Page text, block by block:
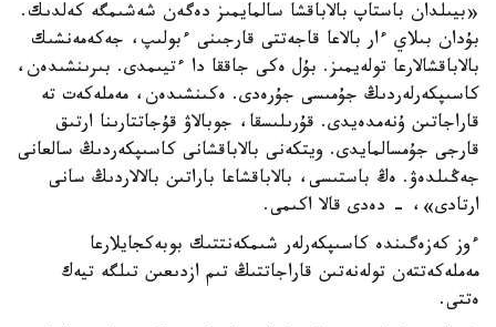
«بيىلدان باستاپ بالاباقشا سالمايمىز دەگەن شەشىمگە كەلدىك.
بۇدان بىلاي ءار بالاعا قاجەتتى قارجىنى ءبولىپ، جەكەمەنشىك
بالاباقشالارعا تولەيمىز. بۇل ەكى جاققا دا ءتيىمدى. بىرىنشىدەن،
كاسىپكەرلەردىڭ جۇمىسى جۇرەدى. ەكىنشىدەن، مەملەكەت تە
قاراجاتىن ۇنەمدەيدى. قۇرىلىسقا، جوبالاۋ قۇجاتتارىنا ارتىق
قارجى جۇمسالمايدى. ويتكەنى بالاباقشانى كاسىپكەردىڭ سالعانى
جەڭىلدەۋ. ەڭ باستىسى، بالاباقشاعا باراتىن بالالاردىڭ سانى
ارتادى»، - دەدى قالا اكىمى.
ءوز كەزەگىندە كاسىپكەرلەر شىمكەنتتىك بوبەكجايلارعا
مەملەكەتتەن تولەنەتىن قاراجاتتىڭ تىم ازدىعىن تىلگە تيەك
ەتتى.